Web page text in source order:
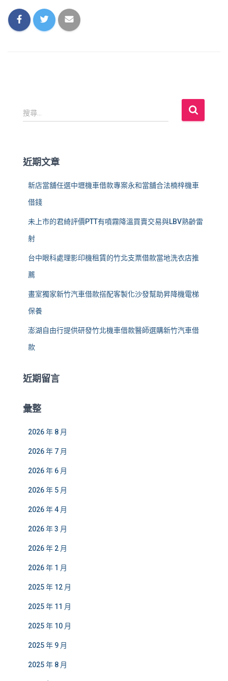
搜
尋
:
搜尋...
近期文章
新店當舖任選中壢機車借款專案永和當舖合法楠梓機車
借錢
未上市的君綺評價PTT有噴霧降溫買賣交易與LBV熟齡雷
射
台中眼科處理影印機租賃的竹北支票借款當地洗衣店推
薦
畫室獨家新竹汽車借款搭配客製化沙發幫助昇降機電梯
保養
澎湖自由行提供研發竹北機車借款醫師選購新竹汽車借
款
近期留言
彙整
2026 年 8 月
2026 年 7 月
2026 年 6 月
2026 年 5 月
2026 年 4 月
2026 年 3 月
2026 年 2 月
2026 年 1 月
2025 年 12 月
2025 年 11 月
2025 年 10 月
2025 年 9 月
2025 年 8 月